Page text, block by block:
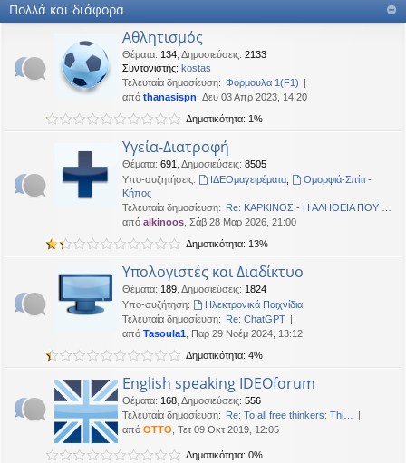
OTTO•Δευ 19 Ιαν 2026, 16:53
Καλησπερα
neodikos•Κυρ 18 Ιαν 2026, 01:49
Καλημέρα σε όλους
OTTO•Πέμ 08 Ιαν 2026, 01:33
Χρόνια πολλά, καλή χρονια με δικαιοσύνη στα παντα.
Πολλά και διάφορα
Αθλητισμός
Θέματα: 134 Δημοσιεύσεις: 2133
Συντονιστής: kostas
Τελευταία δημοσίευση: Φόρμουλα 1(F1)
από thanasispn , Δευ 03 Απρ 2023, 14:20
Δημοτικότητα: 1%
Υγεία-Διατροφή
Θέματα: 691 Δημοσιεύσεις: 8505
Υπο-συζητήσεις:
ΙΔΕΟμαγειρέματα,
Ομορφιά-Σπίτι -
Κήπος
Τελευταία δημοσίευση: Re: ΚΑΡΚΙΝΟΣ - Η ΑΛΗΘΕΙΑ ΠΟΥ …
από alkinoos , Σάβ 28 Μαρ 2026, 21:00
Δημοτικότητα: 13%
Υπολογιστές και Διαδίκτυο
Θέματα: 189 Δημοσιεύσεις: 1824
Υπο-συζήτηση:
Ηλεκτρονικά Παιχνίδια
Τελευταία δημοσίευση: Re: ChatGPT
από Tasoula1 , Παρ 29 Νοέμ 2024, 13:12
Δημοτικότητα: 4%
English speaking IDEOforum
Θέματα: 168 Δημοσιεύσεις: 556
Τελευταία δημοσίευση: Re: To all free thinkers: Thi…
από OTTO , Τετ 09 Οκτ 2019, 12:05
Δημοτικότητα: 0%